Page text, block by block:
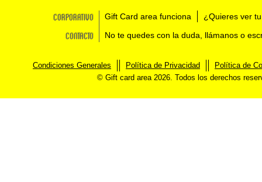
Corporativo Gift Card area funciona ¿Quieres ver
Contacto No te quedes con la duda, llámanos o
Condiciones Generales Política de Privacidad
Política de
© Gift card area 2026. Todos los derechos